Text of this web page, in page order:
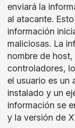
enviará la
al atacante.
información
maliciosas. La
nombre de
controladores,
el usuario es un
instalado y un
información se
y la versión de